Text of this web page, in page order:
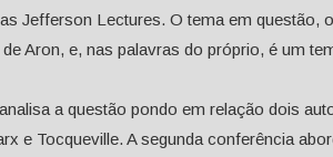
Jefferson Lectures. O tema em questão,
Aron, e, nas palavras do próprio, é um
a questão pondo em relação dois
e Tocqueville. A segunda conferência